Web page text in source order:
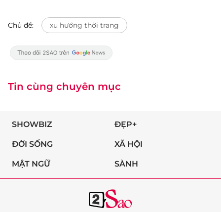
Chủ đề: xu hướng thời trang
Tin cùng chuyên mục
SHOWBIZ ĐẸP+
ĐỜI SỐNG XÃ HỘI
MẬT NGỮ SÀNH